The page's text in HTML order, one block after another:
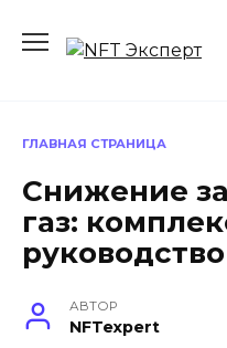
содержанию
ГЛАВНАЯ СТРАНИЦА
Снижение
газ:
руководство
АВТОР
NFTexpert